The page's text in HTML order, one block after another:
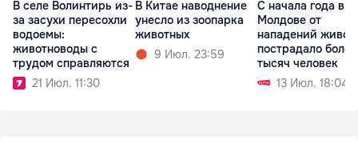
В селе Волинтирь из-
за засухи пересохли
водоемы:
животноводы с
трудом справляются
21 Июл. 11:30
В Китае наводнение
унесло из зоопарка
животных
9 Июл. 23:59
С начала года в
Молдове от
нападений
пострадало
тысяч человек
13 Июл. 18:04